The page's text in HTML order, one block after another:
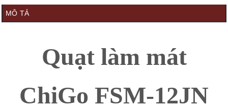
MÔ TẢ
Quạt làm mát
ChiGo FSM-12JN